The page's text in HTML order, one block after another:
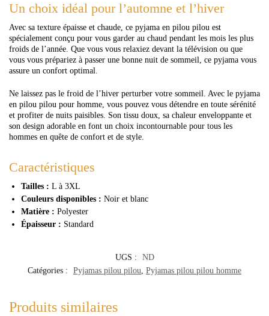
Un choix idéal pour l’automne et l’hiver
Avec sa texture épaisse et chaude, ce pyjama en pilou pilou est
spécialement conçu pour vous garder au chaud pendant les mois les plus
froids de l’année. Que vous vous relaxiez devant la télévision ou que
vous vous prépariez à passer une bonne nuit de sommeil, ce pyjama vous
assure un confort optimal.
Ne laissez pas le froid de l’hiver perturber votre sommeil. Avec le pyjama
en pilou pilou pour homme, vous pouvez vous détendre en toute sérénité
et profiter de nuits paisibles. Son tissu doux, sa chaleur enveloppante et
son design adorable en font un choix incontournable pour tous les
hommes en quête de confort et de style.
Caractéristiques
Tailles : L à 3XL
Couleurs disponibles : Noir et blanc
Matière : Polyester
Épaisseur : Standard
UGS :
ND
Catégories :
Pyjamas pilou pilou, Pyjamas pilou pilou homme
Produits similaires